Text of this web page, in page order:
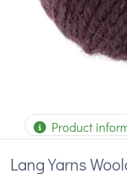
Product
Lang Yarns